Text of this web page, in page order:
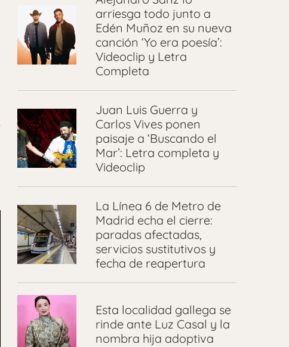
arriesga todo junto a
Edén Muñoz en su nueva
canción ‘Yo era poesía’:
Videoclip y Letra
Completa
Juan Luis Guerra y
Carlos Vives ponen
paisaje a ‘Buscando el
Mar’: Letra completa y
Videoclip
La Línea 6 de Metro de
Madrid echa el cierre:
paradas afectadas,
servicios sustitutivos y
fecha de reapertura
Esta localidad gallega se
rinde ante Luz Casal y la
nombra hija adoptiva